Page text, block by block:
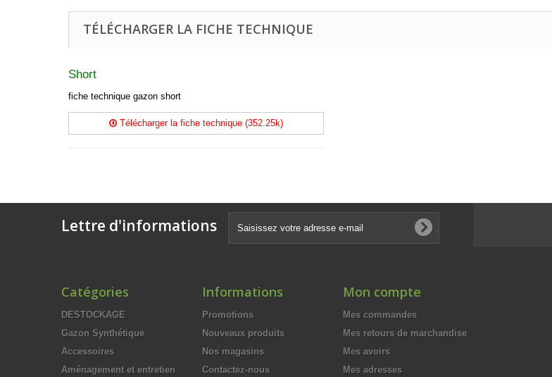
TÉLÉCHARGER LA FICHE TECHNIQUE
Short
fiche technique gazon short
Télécharger la fiche technique (352.25k)
Lettre d'informations
Catégories
DESTOCKAGE
Gazon Synthétique
Accessoires
Aménagement et entretien
Informations
Promotions
Nouveaux produits
Nos magasins
Contactez-nous
Mon compte
Mes commandes
Mes retours de marchandise
Mes avoirs
Mes adresses